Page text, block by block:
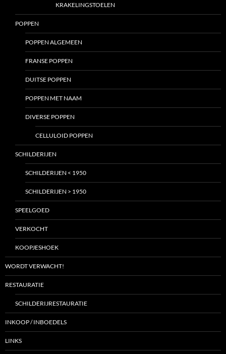
KRAKELINGSTOELEN
POPPEN
POPPEN ALGEMEEN
FRANSE POPPEN
DUITSE POPPEN
POPPEN MET NAAM
DIVERSE POPPEN
CELLULOID POPPEN
SCHILDERIJEN
SCHILDERIJEN < 1950
SCHILDERIJEN > 1950
SPEELGOED
VERKOCHT
KOOPJESHOEK
WORDT VERWACHT!
RESTAURATIE
SCHILDERIJRESTAURATIE
INKOOP / INBOEDELS
LINKS